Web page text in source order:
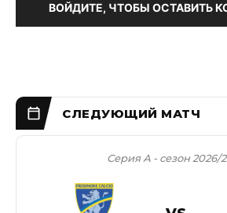
ВОЙДИТЕ, ЧТОБЫ ОСТАВИТЬ
Серия А - сезон 2026/